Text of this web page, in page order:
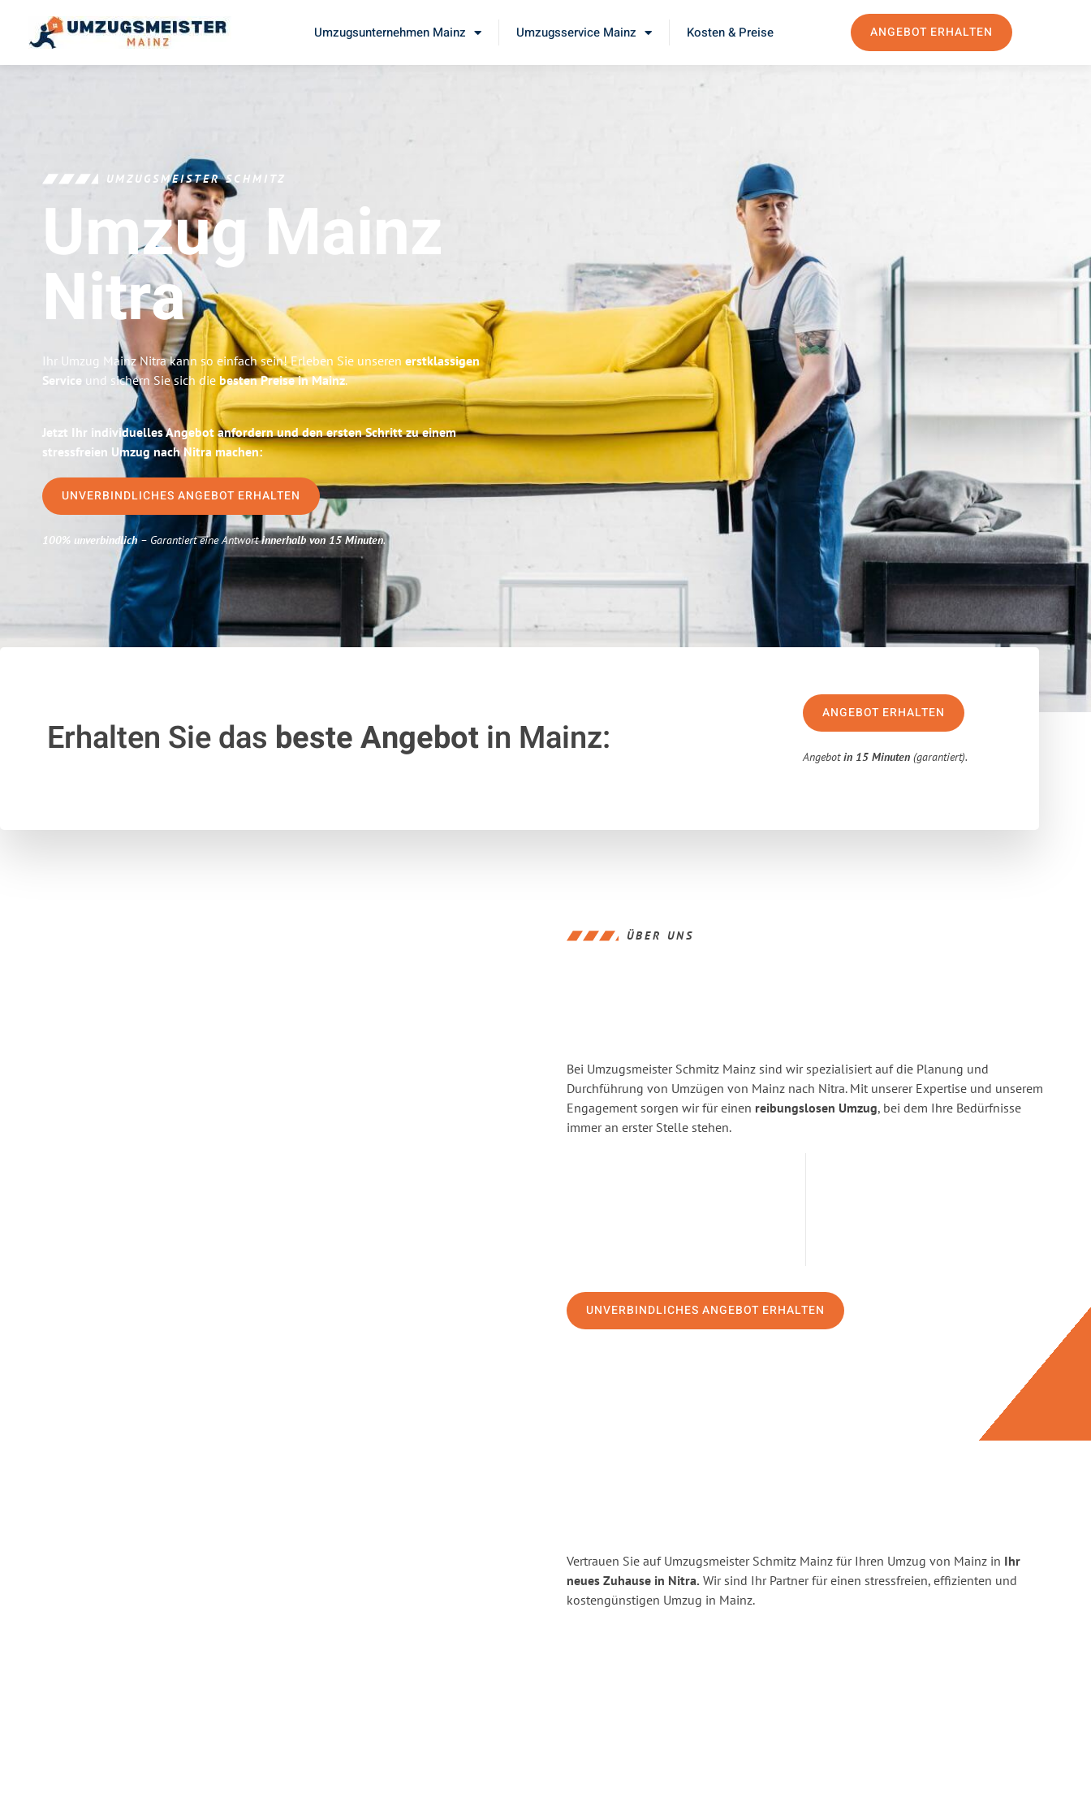
Umzugsunternehmen Mainz Umzugsservice Mainz Kosten & Preise ANGEBOT ERHALTEN
UMZUGSMEISTER SCHMITZ
Umzug Mainz
Nitra
Ihr Umzug Mainz Nitra kann so einfach sein! Erleben Sie unseren erstklassigen
Service und sichern Sie sich die besten Preise in Mainz.
Jetzt Ihr individuelles Angebot anfordern und den ersten Schritt zu einem
stressfreien Umzug nach Nitra machen:
UNVERBINDLICHES ANGEBOT ERHALTEN
100% unverbindlich– Garantiert eine Antwortinnerhalb von 15 Minuten.
Erhalten Sie das beste Angebotin Mainz:
ANGEBOT ERHALTEN
Angebotin 15 Minuten (garantiert).
ÜBER UNS
Bei Umzugsmeister Schmitz Mainz sind wir spezialisiert auf die Planung und
Durchführung von Umzügen von Mainz nach Nitra. Mit unserer Expertise und unserem
Engagement sorgen wir für einen reibungslosen Umzug, bei dem Ihre Bedürfnisse
immer an erster Stelle stehen.
UNVERBINDLICHES ANGEBOT ERHALTEN
Vertrauen Sie auf Umzugsmeister Schmitz Mainz für Ihren Umzug von Mainz in Ihr
neues Zuhause in Nitra. Wir sind Ihr Partner für einen stressfreien, effizienten und
kostengünstigen Umzug in Mainz.